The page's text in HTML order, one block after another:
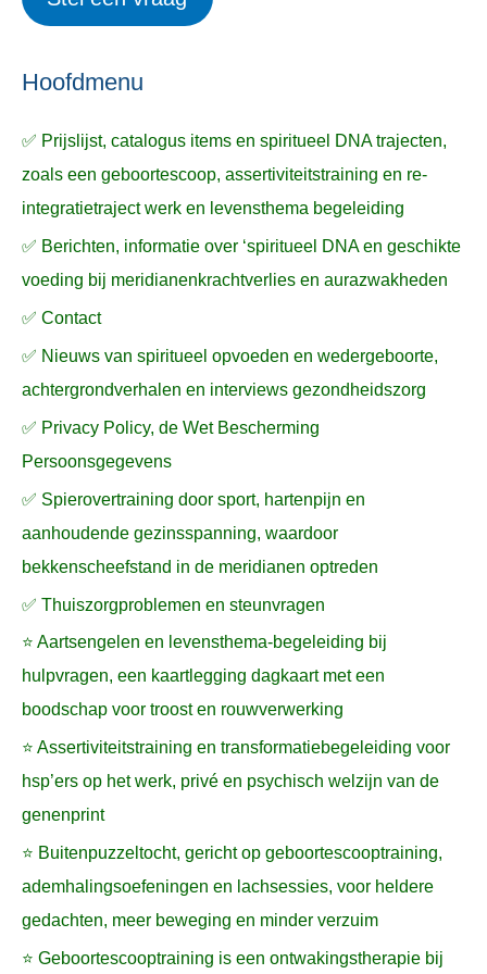
e
n
k
a
r
:
Hoofdmenu
✅ Prijslijst, catalogus items en spiritueel DNA trajecten,
zoals een geboortescoop, assertiviteitstraining en re-
integratietraject werk en levensthema begeleiding
✅ Berichten, informatie over ‘spiritueel DNA en geschikte
voeding bij meridianenkrachtverlies en aurazwakheden
✅ Contact
✅ Nieuws van spiritueel opvoeden en wedergeboorte,
achtergrondverhalen en interviews gezondheidszorg
✅ Privacy Policy, de Wet Bescherming
Persoonsgegevens
✅ Spierovertraining door sport, hartenpijn en
aanhoudende gezinsspanning, waardoor
bekkenscheefstand in de meridianen optreden
✅ Thuiszorgproblemen en steunvragen
⭐ Aartsengelen en levensthema-begeleiding bij
hulpvragen, een kaartlegging dagkaart met een
boodschap voor troost en rouwverwerking
⭐ Assertiviteitstraining en transformatiebegeleiding voor
hsp’ers op het werk, privé en psychisch welzijn van de
genenprint
⭐ Buitenpuzzeltocht, gericht op geboortescooptraining,
ademhalingsoefeningen en lachsessies, voor heldere
gedachten, meer beweging en minder verzuim
⭐ Geboortescooptraining is een ontwakingstherapie bij
p
n